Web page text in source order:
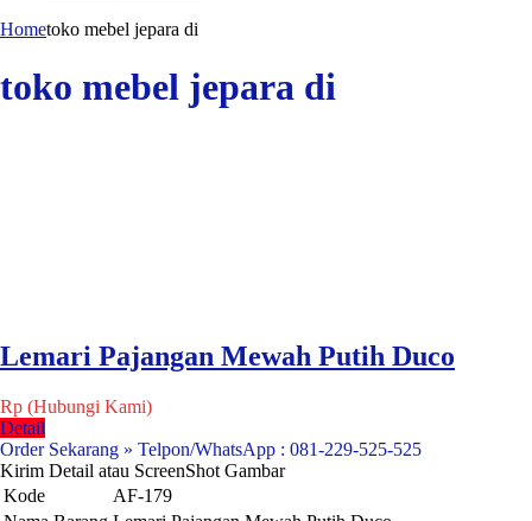
Hometoko mebel jepara di
toko mebel jepara di
Lemari Pajangan Mewah Putih Duco
Rp (Hubungi Kami)
Detail
Order Sekarang » Telpon/WhatsApp : 081-229-525-525
Kirim Detail atau ScreenShot Gambar
Kode
AF-179